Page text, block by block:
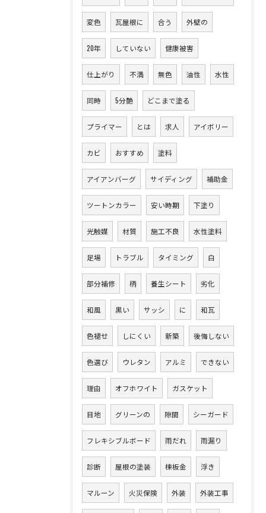
変色 瓦屋根に 合う 外壁の
20年 していない 健康被害
仕上がり 不満 無色 油性 水性
同時 5分艶 どこまで塗る
プライマー とは 求人 アイボリー
カビ おすすめ 塗料
アイアンバーグ サイディング 補助金
ツートンカラー 安い時期 下塗り
光触媒 材質 施工不良 水性塗料
足場 トラブル タイミング 白
部分補修 柄 養生シート 劣化
和風 黒い サッシ に 和瓦
色褪せ しにくい 新築 後悔しない
色選び ウレタン アルミ できない
理由 オフホワイト ガスケット
目地 グリーンの 隙間 シーガード
フレキシブルボード 雨だれ 雨漏り
診断 屋根の塗装 棟板金 浮き
マルーン 火災保険 外装 外装工事